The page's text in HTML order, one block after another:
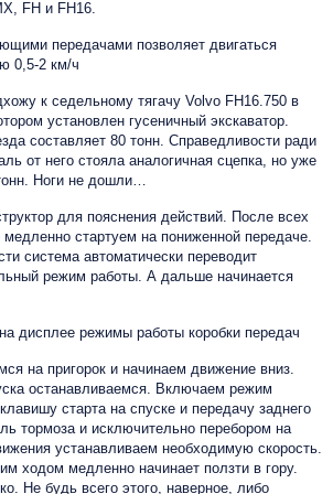
FH и FH16.
передачами позволяет двигаться
0,5-2 км/ч
к седельному тягачу Volvo FH16.750 в
установлен гусеничный экскаватор.
составляет 80 тонн. Справедливости ради
от него стояла аналогичная сцепка, но уже
Ноги не дошли…
для пояснения действий. После всех
стартуем на пониженной передаче.
система автоматически переводит
режим работы. А дальше начинается
дисплее режимы работы коробки передач
на пригорок и начинаем движение вниз.
останавливаемся. Включаем режим
старта на спуске и передачу заднего
тормоза и исключительно перебором на
устанавливаем необходимую скорость.
ходом медленно начинает ползти в гору.
Не будь всего этого, наверное, либо